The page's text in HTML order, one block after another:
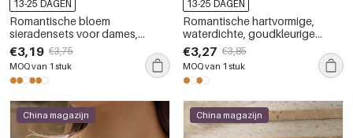
13-25 DAGEN
Romantische bloem
sieradensets voor dames,
gemaakt van roestvrij staal,
waterdicht en goudkleurig.
€3,19 €3,75
MOQ van 1 stuk
13-25 DAGEN
Romantische hartvormige,
waterdichte, goudkleurige
sieradenset van roestvrij staal
voor dames
€3,27 €3,85
MOQ van 1 stuk
China magazijn China magazijn